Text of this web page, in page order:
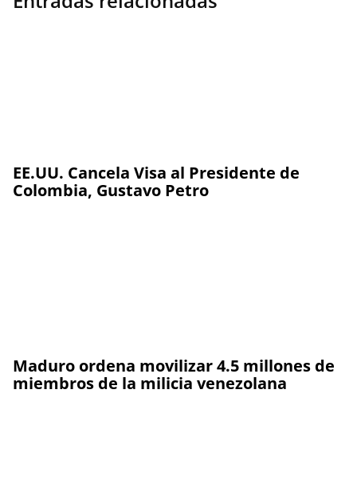
EE.UU. Cancela Visa al Presidente de
Colombia, Gustavo Petro
Maduro ordena movilizar 4.5 millones de
miembros de la milicia venezolana